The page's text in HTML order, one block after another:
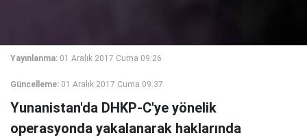
Yayınlanma: 01 Aralık 2017 Cuma 09:26
Güncelleme: 01 Aralık 2017 Cuma 09:37
Yunanistan'da DHKP-C'ye yönelik
operasyonda yakalanarak haklarında